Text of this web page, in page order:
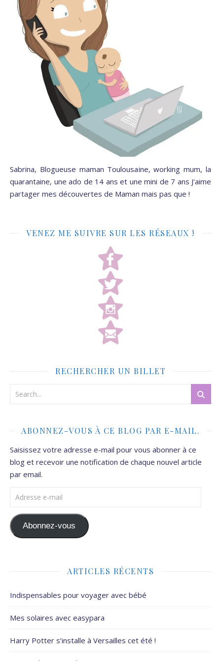
Sabrina, Blogueuse maman Toulousaine, working mum, la
quarantaine, une ado de 14 ans et une mini de 7 ans J'aime
partager mes découvertes de Maman mais pas que !
VENEZ ME SUIVRE SUR LES RÉSEAUX !
RECHERCHER UN BILLET
ABONNEZ-VOUS À CE BLOG PAR E-MAIL.
Saisissez votre adresse e-mail pour vous abonner à ce
blog et recevoir une notification de chaque nouvel article
par email.
Adresse e-mail
Abonnez-vous
ARTICLES RÉCENTS
Indispensables pour voyager avec bébé
Mes solaires avec easypara
Harry Potter s’installe à Versailles cet été !